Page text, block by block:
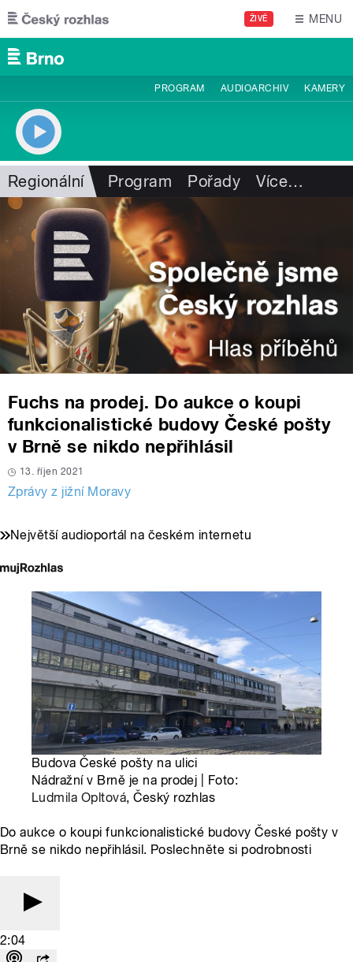
Přejít k hlavnímu obsahu
ŽIVĚ MENU
PROGRAM AUDIOARCHIV KAMERY
Regionální Program Pořady Více…
Fuchs na prodej. Do aukce o koupi
funkcionalistické budovy České pošty
v Brně se nikdo nepřihlásil
13. říjen 2021
Zprávy z jižní Moravy
Největší audioportál na českém internetu
Budova České pošty na ulici
Nádražní v Brně je na prodej | Foto:
Ludmila Opltová, Český rozhlas
Do aukce o koupi funkcionalistické budovy České pošty v
Brně se nikdo nepřihlásil. Poslechněte si podrobnosti
2:04